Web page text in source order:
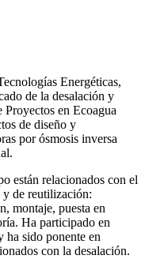
Energéticas,
de la desalación y
en Ecoagua
de diseño y
por ósmosis inversa
están relacionados con el
y de reutilización:
montaje, puesta en
Ha participado en
ha sido ponente en
con la desalación.